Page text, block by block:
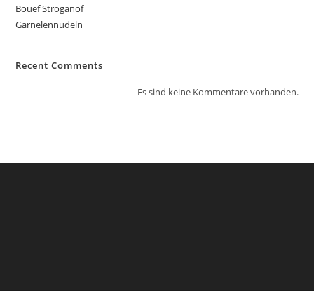
Bouef Stroganof
Garnelennudeln
Recent Comments
Es sind keine Kommentare vorhanden.